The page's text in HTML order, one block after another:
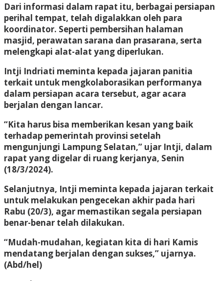
Dari informasi dalam rapat itu, berbagai persiapan
perihal tempat, telah digalakkan oleh para
koordinator. Seperti pembersihan halaman
masjid, perawatan sarana dan prasarana, serta
melengkapi alat-alat yang diperlukan.
Intji Indriati meminta kepada jajaran panitia
terkait untuk mengkolaborasikan performanya
dalam persiapan acara tersebut, agar acara
berjalan dengan lancar.
“Kita harus bisa memberikan kesan yang baik
terhadap pemerintah provinsi setelah
mengunjungi Lampung Selatan,” ujar Intji, dalam
rapat yang digelar di ruang kerjanya, Senin
(18/3/2024).
Selanjutnya, Intji meminta kepada jajaran terkait
untuk melakukan pengecekan akhir pada hari
Rabu (20/3), agar memastikan segala persiapan
benar-benar telah dilakukan.
“Mudah-mudahan, kegiatan kita di hari Kamis
mendatang berjalan dengan sukses,” ujarnya.
(Abd/hel)